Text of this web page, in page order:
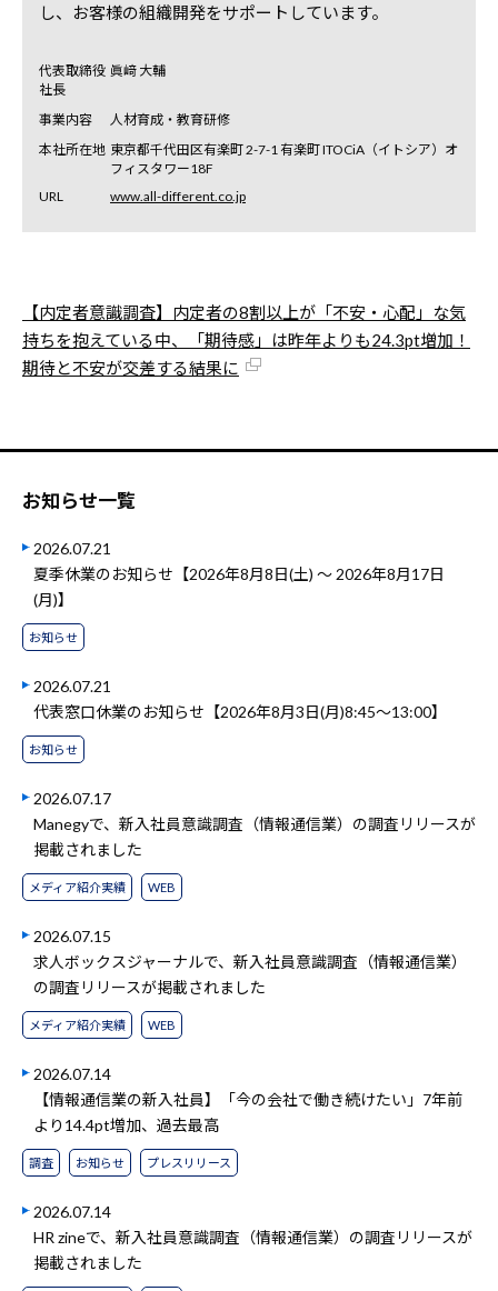
し、お客様の組織開発をサポートしています。
代表取締役
社長
眞﨑 大輔
事業内容
人材育成・教育研修
本社所在地 東京都千代田区有楽町 2-7-1 有楽町 ITOCiA（イトシア）オ
フィスタワー18F
URL
www.all-different.co.jp
【内定者意識調査】内定者の8割以上が「不安・心配」な気
持ちを抱えている中、「期待感」は昨年よりも24.3pt増加！
期待と不安が交差する結果に
お知らせ一覧
2026.07.21
夏季休業のお知らせ【2026年8月8日(土) ～ 2026年8月17日
(月)】
お知らせ
2026.07.21
代表窓口休業のお知らせ【2026年8月3日(月)8:45～13:00】
お知らせ
2026.07.17
Manegyで、新入社員意識調査（情報通信業）の調査リリースが
掲載されました
メディア紹介実績 WEB
2026.07.15
求人ボックスジャーナルで、新入社員意識調査（情報通信業）
の調査リリースが掲載されました
メディア紹介実績 WEB
2026.07.14
【情報通信業の新入社員】「今の会社で働き続けたい」7年前
より14.4pt増加、過去最高
調査 お知らせ プレスリリース
2026.07.14
HR zineで、新入社員意識調査（情報通信業）の調査リリースが
掲載されました